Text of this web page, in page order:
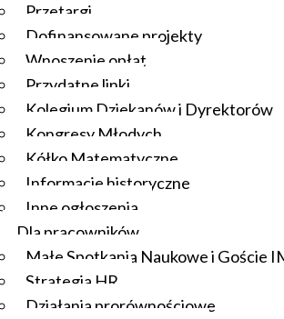
Przetargi
Dofinansowane projekty
Wnoszenie opłat
Przydatne linki
Kolegium Dziekanów i Dyrektorów
Kongresy Młodych
Kółko Matematyczne
Informacje historyczne
Inne ogłoszenia
Dla pracowników
Małe Spotkania Naukowe i Goście
Strategia HR
Działania prorównościowe